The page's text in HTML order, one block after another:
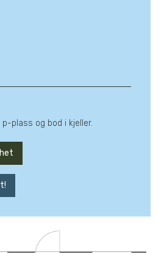
plass og bod i kjeller.